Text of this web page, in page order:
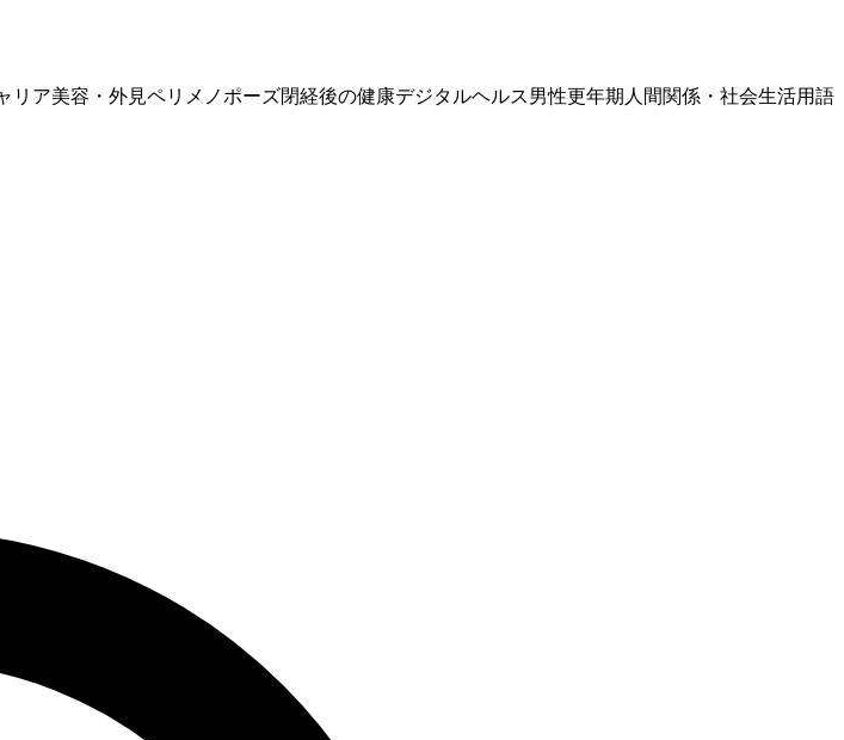
リア美容・外見ペリメノポーズ閉経後の健康デジタルヘルス男性更年期 人間関係・社会生活用語